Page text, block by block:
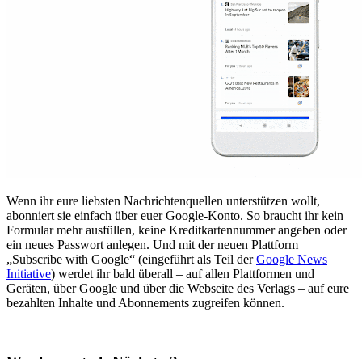
Wenn ihr eure liebsten Nachrichtenquellen unterstützen wollt,
abonniert sie einfach über euer Google-Konto. So braucht ihr kein
Formular mehr ausfüllen, keine Kreditkartennummer angeben oder
ein neues Passwort anlegen. Und mit der neuen Plattform
„Subscribe with Google“ (eingeführt als Teil derGoogle News
Initiative) werdet ihr bald überall – auf allen Plattformen und
Geräten, über Google und über die Webseite des Verlags – auf eure
bezahlten Inhalte und Abonnements zugreifen können.